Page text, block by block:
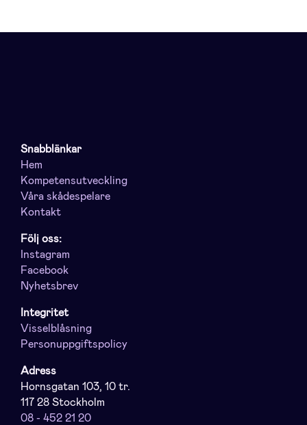
Snabblänkar
Hem
Kompetensutveckling
Våra skådespelare
Kontakt
Följ oss:
Instagram
Facebook
Nyhetsbrev
Integritet
Visselblåsning
Personuppgiftspolicy
Adress
Hornsgatan 103, 10 tr.
117 28 Stockholm
08 - 452 21 20